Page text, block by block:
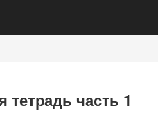
часть 1